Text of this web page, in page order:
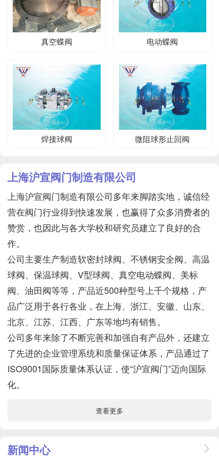
真空蝶阀 电动蝶阀
焊接球阀 微阻球形止回阀
上海沪宣阀门制造有限公司
上海沪宣阀门制造有限公司多年来脚踏实地，诚信经
营在阀门行业得到快速发展，也赢得了众多消费者的
赞赏，也因此与各大学校和研究员建立了良好的合
作。
公司主要生产制造软密封球阀、不锈钢安全阀、高温
球阀、保温球阀、V型球阀、真空电动蝶阀、美标
阀、油田阀等等，产品近500种型号上千个规格，产
品广泛用于各行各业，在上海、浙江、安徽、山东、
北京、江苏、江西、广东等地均有销售。
公司多年来除了不断完善和加强自有产品外，还建立
了先进的企业管理系统和质量保证体系，产品通过了
ISO9001国际质量体系认证，使“沪宣阀门”迈向国际
化。
查看更多
新闻中心